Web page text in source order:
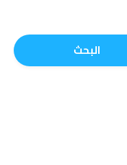
البحث